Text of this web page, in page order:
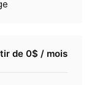
de 0$ / mois